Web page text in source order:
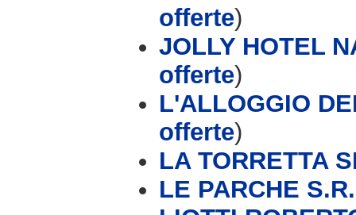
offerte)
JOLLY HOTEL
offerte)
L'ALLOGGIO
offerte)
LA TORRETTA
LE PARCHE